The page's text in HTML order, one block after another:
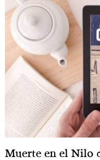
Muerte en el Nilo